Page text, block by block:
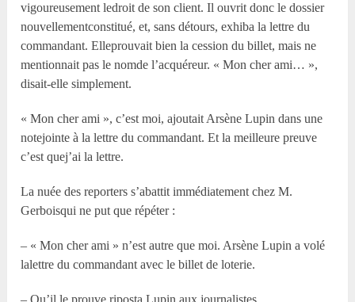
vigoureusement ledroit de son client. Il ouvrit donc le dossier
nouvellementconstitué, et, sans détours, exhiba la lettre du
commandant. Elleprouvait bien la cession du billet, mais ne
mentionnait pas le nomde l’acquéreur. « Mon cher ami… »,
disait-elle simplement.
« Mon cher ami », c’est moi, ajoutait Arsène Lupin dans une
notejointe à la lettre du commandant. Et la meilleure preuve
c’est quej’ai la lettre.
La nuée des reporters s’abattit immédiatement chez M.
Gerboisqui ne put que répéter :
– « Mon cher ami » n’est autre que moi. Arsène Lupin a volé
lalettre du commandant avec le billet de loterie.